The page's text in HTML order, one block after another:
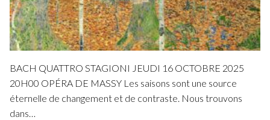
BACH QUATTRO STAGIONI JEUDI 16 OCTOBRE 2025
20H00 OPÉRA DE MASSY Les saisons sont une source
éternelle de changement et de contraste. Nous trouvons
dans…